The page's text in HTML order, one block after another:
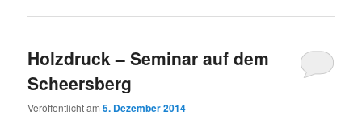
Holzdruck – Seminar auf dem
Scheersberg
Veröffentlicht am5. Dezember 2014